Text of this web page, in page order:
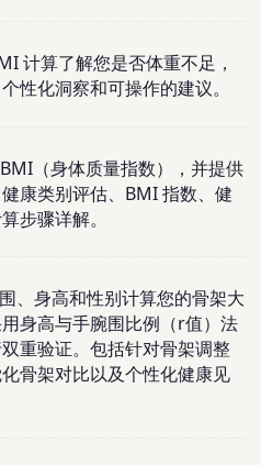
计算了解您是否体重不足，
性化洞察和可操作的建议。
（身体质量指数），并提供
康类别评估、BMI 指数、健
步骤详解。
、身高和性别计算您的骨架大
身高与手腕围比例（r值）法
重验证。包括针对骨架调整
骨架对比以及个性化健康见